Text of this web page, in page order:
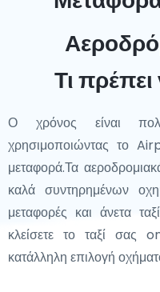
επισκεφθείτε το
την ευχάριστη
Η Αυστρία είναι μια χώρα
τα πάντα από μουσεία
πόλεις μέχρι ήρεμη
Είτε απολαμβάνετε
κονσέρτο στη Βιέννη, είτε
Αυστρία εγγυάται μια
το εντυπωσιακό Κάστρο
βρίσκεται κατά μήκος του
τη δυναμική τέχνη της
Κάθε μία από αυτές τις
πλούσιο ιστορικό και
Ευρώπης. Είτε εξερευνάτε
Βουδαπέστης είτε
Μπρατισλάβα, αυτές οι
εμπλουτιστικές εμπειρίες
την Αυστρία.
Τι
Ο χρόνος είναι
χρησιμοποιώντας το
μεταφορά.Τα
καλά συντηρημένων
μεταφορές και άνετα
κλείσετε το ταξί σας
κατάλληλη επιλογή